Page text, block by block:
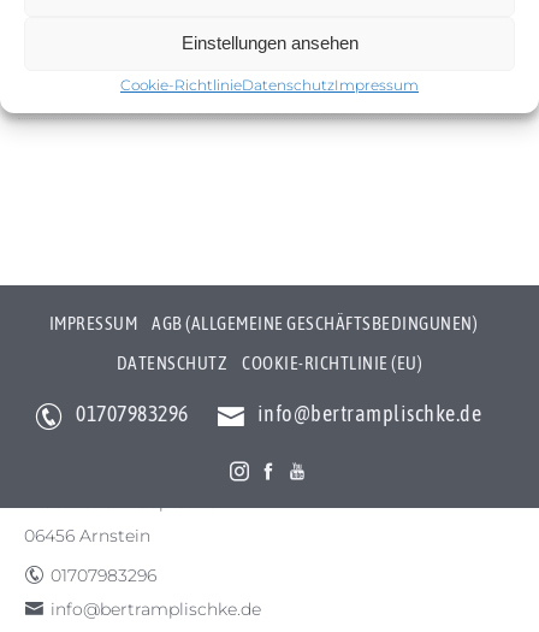
Einstellungen ansehen
Cookie-RichtlinieDatenschutzImpressum
Cookie-Richtlinie (EU)
IMPRESSUM
AGB (ALLGEMEINE GESCHÄFTSBEDINGUNEN)
DATENSCHUTZ
COOKIE-RICHTLINIE (EU)
01707983296 info@bertramplischke.de
Bertram Plischke Individualfotografie
06456 Arnstein
01707983296
info@bertramplischke.de